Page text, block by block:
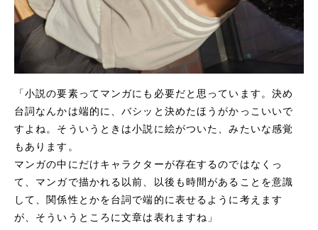
「小説の要素ってマンガにも必要だと思っています。決め
台詞なんかは端的に、バシッと決めたほうがかっこいいで
すよね。そういうときは小説に絵がついた、みたいな感覚
もあります。
マンガの中にだけキャラクターが存在するのではなくっ
て、マンガで描かれる以前、以後も時間があることを意識
して、関係性とかを台詞で端的に表せるように考えます
が、そういうところに文章は表れますね」